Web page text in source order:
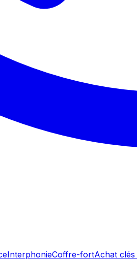
InterphonieCoffre-fortAchat